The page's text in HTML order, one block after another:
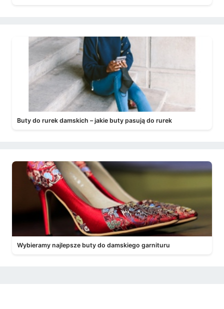
Buty do rurek damskich – jakie buty pasują do rurek
Wybieramy najlepsze buty do damskiego garnituru